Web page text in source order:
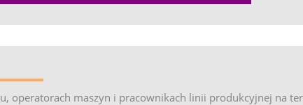
operatorach maszyn i pracownikach linii produkcyjnej na